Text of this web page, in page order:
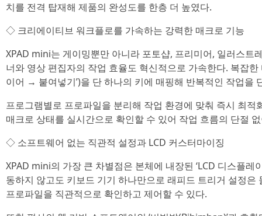
치를 전격 탑재해 제품의 완성도를 한층 더 높였다.
◇ 크리에이티브 워크플로를 가속하는 강력한 매크로 기능
XPAD mini는 게이밍뿐만 아니라 포토샵, 프리미어, 일러스트
너와 영상 편집자의 작업 효율도 혁신적으로 가속한다. 복잡
이어 → 붙여넣기’)을 단 하나의 키에 매핑해 반복적인 작업을
프로그램별로 프로파일을 분리해 작업 환경에 맞춰 즉시 최적
매크로 상태를 실시간으로 확인할 수 있어 작업 흐름의 단절
◇ 소프트웨어 없는 직관적 설정과 LCD 커스터마이징
XPAD mini의 가장 큰 차별점은 본체에 내장된 ‘LCD 디스플레
동하지 않고도 키보드 기기 하나만으로 래피드 트리거 설정은
프로파일을 직관적으로 확인하고 제어할 수 있다.